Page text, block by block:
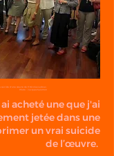
suicide d'une œuvre de P.Nicolas Ledoux.
Photo : Jacques Salomon
acheté une que j'ai
jetée dans une
un vrai suicide
de l’œuvre.